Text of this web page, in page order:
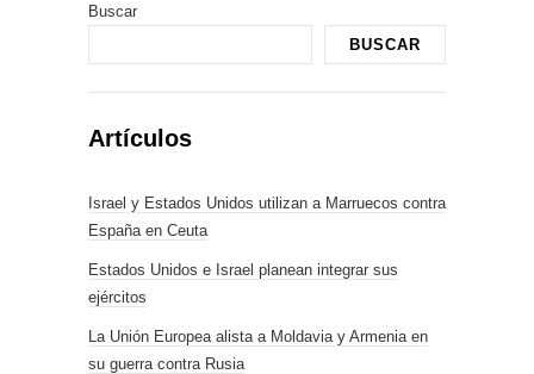
Buscar
BUSCAR
Artículos
Israel y Estados Unidos utilizan a Marruecos contra
España en Ceuta
Estados Unidos e Israel planean integrar sus
ejércitos
La Unión Europea alista a Moldavia y Armenia en
su guerra contra Rusia